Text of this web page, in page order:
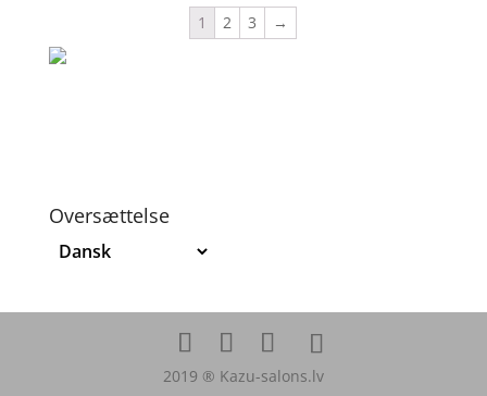
1 2 3 →
Oversættelse
2019 ® Kazu-salons.lv